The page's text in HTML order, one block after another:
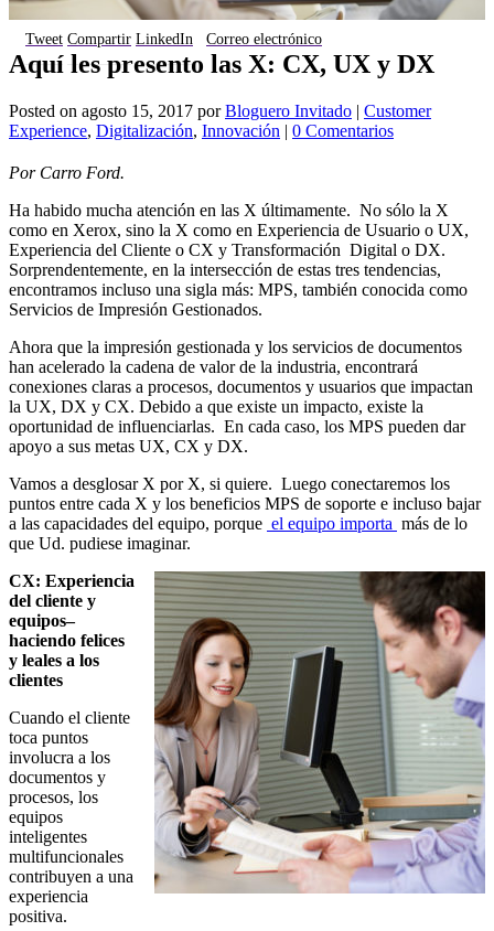
Tweet Compartir LinkedIn Correo electrónico
Aquí les presento las X: CX, UX y DX
Posted on agosto 15, 2017 porBloguero Invitado | Customer
Experience, Digitalización, Innovación | 0 Comentarios
Por Carro Ford.
Ha habido mucha atención en las X últimamente. No sólo la X
como en Xerox, sino la X como en Experiencia de Usuario o UX,
Experiencia del Cliente o CX y Transformación Digital o DX.
Sorprendentemente, en la intersección de estas tres tendencias,
encontramos incluso una sigla más: MPS, también conocida como
Servicios de Impresión Gestionados.
Ahora que la impresión gestionada y los servicios de documentos
han acelerado la cadena de valor de la industria, encontrará
conexiones claras a procesos, documentos y usuarios que impactan
la UX, DX y CX. Debido a que existe un impacto, existe la
oportunidad de influenciarlas. En cada caso, los MPS pueden dar
apoyo a sus metas UX, CX y DX.
Vamos a desglosar X por X, si quiere. Luego conectaremos los
puntos entre cada X y los beneficios MPS de soporte e incluso bajar
a las capacidades del equipo, porque el equipo importa más de lo
que Ud. pudiese imaginar.
CX: Experiencia
del cliente y
equipos–
haciendo felices
y leales a los
clientes
Cuando el cliente
toca puntos
involucra a los
documentos y
procesos, los
equipos
inteligentes
multifuncionales
contribuyen a una
experiencia
positiva.